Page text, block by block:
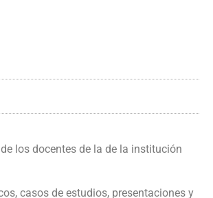
los docentes de la de la institución
casos de estudios, presentaciones y